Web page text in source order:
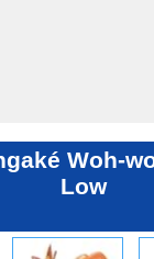
Woh-
Low